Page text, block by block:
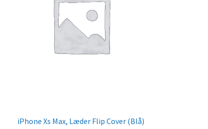
iPhone Xs Max, Læder Flip Cover (Blå)